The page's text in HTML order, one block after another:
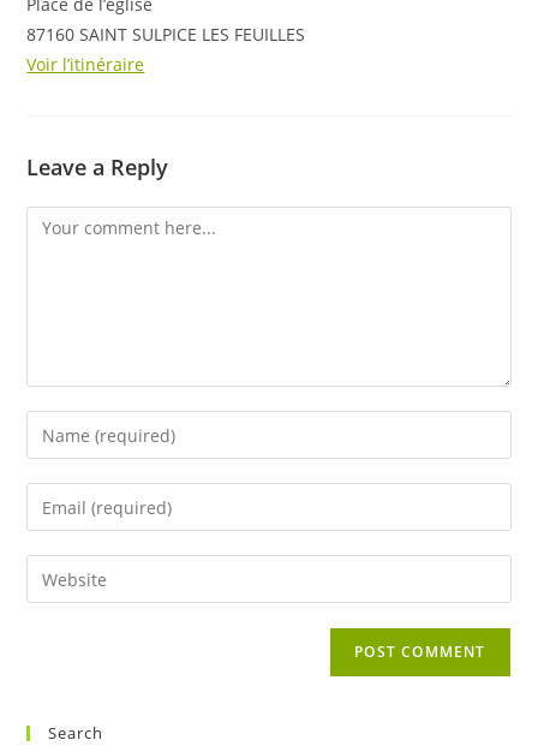
87160 SAINT SULPICE LES FEUILLES
Voir l’itinéraire
Leave a Reply
Comment
Enter
your
name
comment
Enter
your
email
address
Enter
your
Search